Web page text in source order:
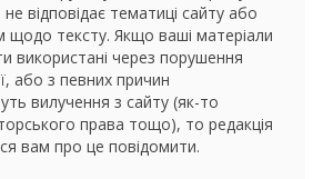
відповідає тематиці сайту або
щодо тексту. Якщо ваші матеріали
використані через порушення
або з певних причин
вилучення з сайту (як-то
права тощо), то редакція
вам про це повідомити.